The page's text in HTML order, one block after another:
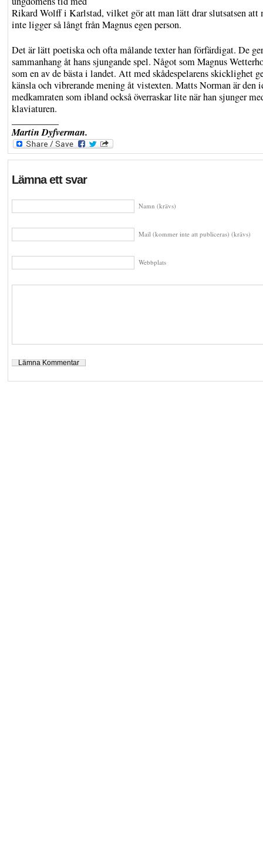
Rikard Wolff i Karlstad, vilket gör att man lätt drar slutsatsen att
inte ligger så långt från Magnus egen person.
Det är lätt poetiska och ofta målande texter han förfärdigat. De
sammanhang åt hans sjungande spel. Något som Magnus
som en av de bästa i landet. Att med skådespelarens skicklighet
känsla och vibrerande mening åt vistexten. Matts Norman är den
medkamraten som ibland också överraskar lite när han sjunger
klaviaturen.
Martin Dyfverman.
Lämna ett svar
Namn (krävs)
Mail (kommer inte att publiceras) (krävs)
Webbplats